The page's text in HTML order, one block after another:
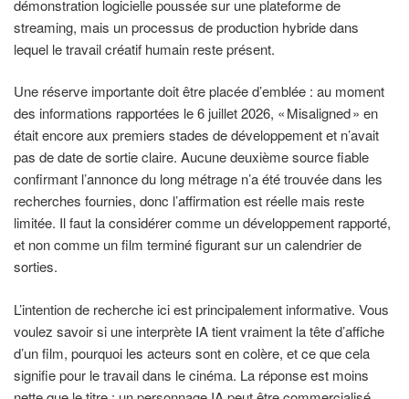
démonstration logicielle poussée sur une plateforme de
streaming, mais un processus de production hybride dans
lequel le travail créatif humain reste présent.
Une réserve importante doit être placée d’emblée : au moment
des informations rapportées le 6 juillet 2026, « Misaligned » en
était encore aux premiers stades de développement et n’avait
pas de date de sortie claire. Aucune deuxième source fiable
confirmant l’annonce du long métrage n’a été trouvée dans les
recherches fournies, donc l’affirmation est réelle mais reste
limitée. Il faut la considérer comme un développement rapporté,
et non comme un film terminé figurant sur un calendrier de
sorties.
L’intention de recherche ici est principalement informative. Vous
voulez savoir si une interprète IA tient vraiment la tête d’affiche
d’un film, pourquoi les acteurs sont en colère, et ce que cela
signifie pour le travail dans le cinéma. La réponse est moins